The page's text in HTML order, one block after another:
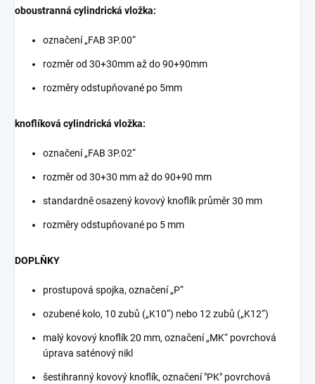
oboustranná cylindrická vložka:
označení „FAB 3P.00“
rozměr od 30+30mm až do 90+90mm
rozměry odstupňované po 5mm
knoflíková cylindrická vložka:
označení „FAB 3P.02“
rozměr od 30+30 mm až do 90+90 mm
standardně osazený kovový knoflík průměr 30 mm
rozměry odstupňované po 5 mm
DOPLŇKY
prostupová spojka, označení „P“
ozubené kolo, 10 zubů („K10“) nebo 12 zubů („K12“)
malý kovový knoflík 20 mm, označení „MK“ povrchová
úprava saténový nikl
šestihranný kovový knoflík, označení "PK" povrchová